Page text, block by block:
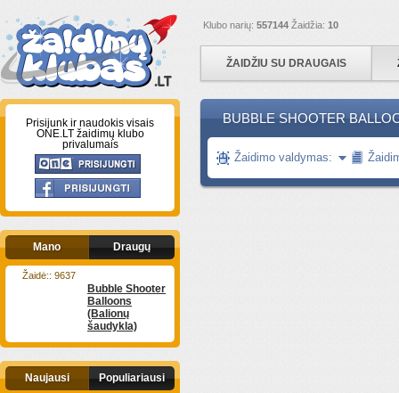
Klubo narių: 557144 Žaidžia: 10
ŽAIDŽIU SU DRAUGAIS
Prisijunk ir naudokis visais
ONE.LT žaidimų klubo
privalumais
Mano Draugų
Bubble Shooter
Balloons
(Balionų
šaudykla)
Žaidė:: 9637
Naujausi Populiariausi
BUBBLE SHOOTER
Žaidimo valdymas: